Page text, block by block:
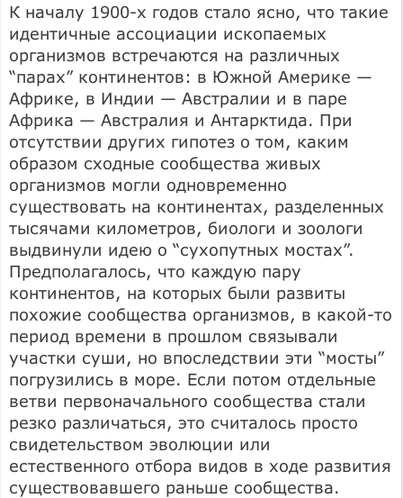
К началу 1900-х годов стало ясно, что такие
идентичные ассоциации ископаемых
организмов встречаются на различных
“парах” континентов: в Южной Америке —
Африке, в Индии — Австралии и в паре
Африка — Австралия и Антарктида. При
отсутствии других гипотез о том, каким
образом сходные сообщества живых
организмов могли одновременно
существовать на континентах, разделенных
тысячами километров, биологи и зоологи
выдвинули идею о “сухопутных мостах”.
Предполагалось, что каждую пару
континентов, на которых были развиты
похожие сообщества организмов, в какой-то
период времени в прошлом связывали
участки суши, но впоследствии эти “мосты”
погрузились в море. Если потом отдельные
ветви первоначального сообщества стали
резко различаться, это считалось просто
свидетельством эволюции или
естественного отбора видов в ходе развития
существовавшего раньше сообщества.